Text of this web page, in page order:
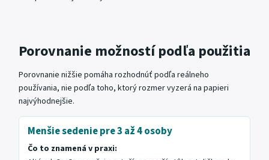
Porovnanie možností podľa použitia
Porovnanie nižšie pomáha rozhodnúť podľa reálneho
používania, nie podľa toho, ktorý rozmer vyzerá na papieri
najvýhodnejšie.
Menšie sedenie pre 3 až 4 osoby
Čo to znamená v praxi: